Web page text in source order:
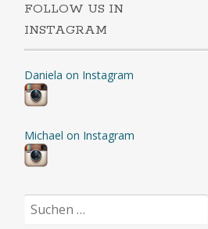
FOLLOW US IN
INSTAGRAM
Daniela on Instagram
Michael on Instagram
Suchen
nach: